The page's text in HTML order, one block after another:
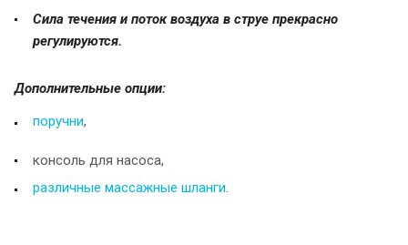
Сила течения и поток воздуха в струе прекрасно
регулируются.
Дополнительные опции:
поручни,
консоль для насоса,
различные массажные шланги.